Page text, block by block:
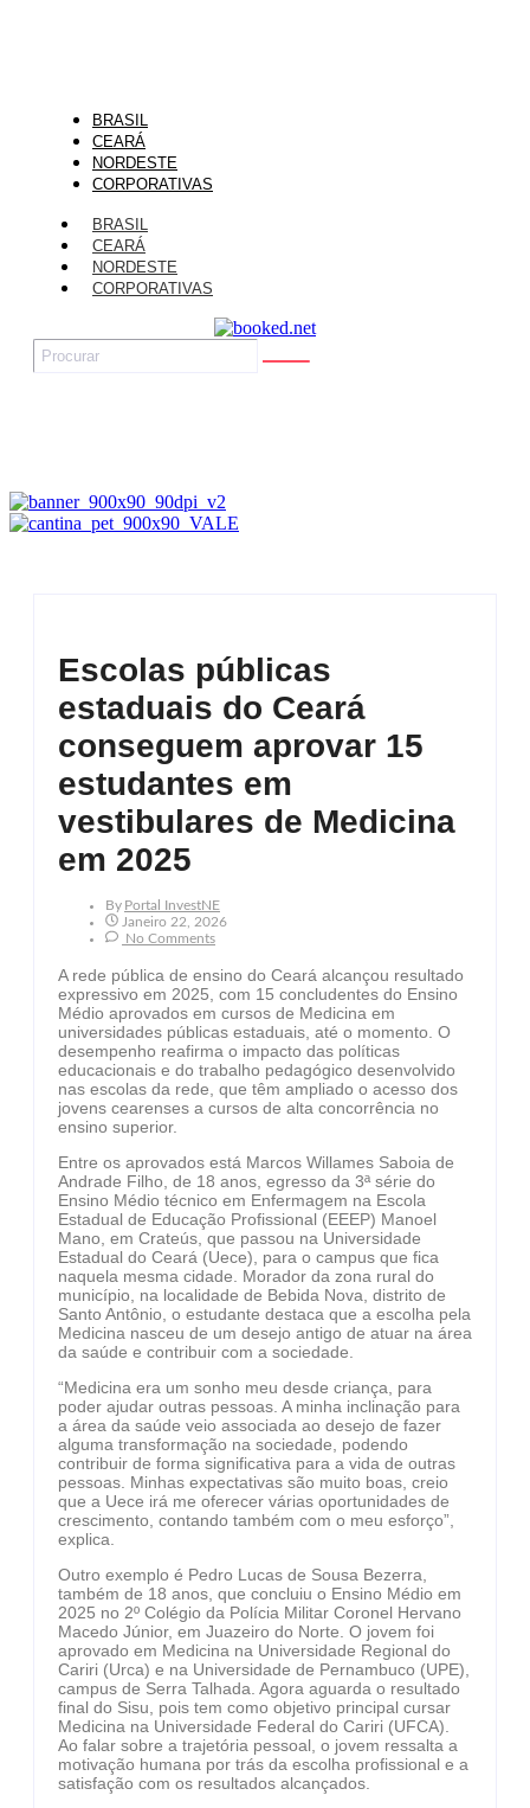
BRASIL
CEARÁ
NORDESTE
CORPORATIVAS
BRASIL
CEARÁ
NORDESTE
CORPORATIVAS
Escolas públicas
estaduais do Ceará
conseguem aprovar 15
estudantes em
vestibulares de Medicina
em 2025
By Portal InvestNE
Janeiro 22, 2026
No Comments
A rede pública de ensino do Ceará alcançou resultado
expressivo em 2025, com 15 concludentes do Ensino
Médio aprovados em cursos de Medicina em
universidades públicas estaduais, até o momento. O
desempenho reafirma o impacto das políticas
educacionais e do trabalho pedagógico desenvolvido
nas escolas da rede, que têm ampliado o acesso dos
jovens cearenses a cursos de alta concorrência no
ensino superior.
Entre os aprovados está Marcos Willames Saboia de
Andrade Filho, de 18 anos, egresso da 3ª série do
Ensino Médio técnico em Enfermagem na Escola
Estadual de Educação Profissional (EEEP) Manoel
Mano, em Crateús, que passou na Universidade
Estadual do Ceará (Uece), para o campus que fica
naquela mesma cidade. Morador da zona rural do
município, na localidade de Bebida Nova, distrito de
Santo Antônio, o estudante destaca que a escolha pela
Medicina nasceu de um desejo antigo de atuar na área
da saúde e contribuir com a sociedade.
“Medicina era um sonho meu desde criança, para
poder ajudar outras pessoas. A minha inclinação para
a área da saúde veio associada ao desejo de fazer
alguma transformação na sociedade, podendo
contribuir de forma significativa para a vida de outras
pessoas. Minhas expectativas são muito boas, creio
que a Uece irá me oferecer várias oportunidades de
crescimento, contando também com o meu esforço”,
explica.
Outro exemplo é Pedro Lucas de Sousa Bezerra,
também de 18 anos, que concluiu o Ensino Médio em
2025 no 2º Colégio da Polícia Militar Coronel Hervano
Macedo Júnior, em Juazeiro do Norte. O jovem foi
aprovado em Medicina na Universidade Regional do
Cariri (Urca) e na Universidade de Pernambuco (UPE),
campus de Serra Talhada. Agora aguarda o resultado
final do Sisu, pois tem como objetivo principal cursar
Medicina na Universidade Federal do Cariri (UFCA).
Ao falar sobre a trajetória pessoal, o jovem ressalta a
motivação humana por trás da escolha profissional e a
satisfação com os resultados alcançados.